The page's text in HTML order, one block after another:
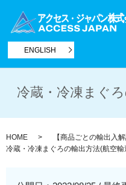
ENGLISH
冷蔵・冷凍まぐ
HOME 【商品ごとの輸出入解
冷蔵・冷凍まぐろの輸出方法(航空輸